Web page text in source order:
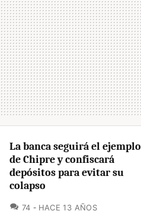
La banca seguirá el ejemplo
de Chipre y confiscará
depósitos para evitar su
colapso
74 COMENTARIOS
HACE 13 AÑOS